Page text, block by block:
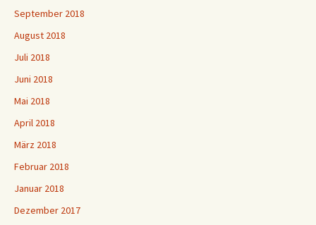
September 2018
August 2018
Juli 2018
Juni 2018
Mai 2018
April 2018
März 2018
Februar 2018
Januar 2018
Dezember 2017